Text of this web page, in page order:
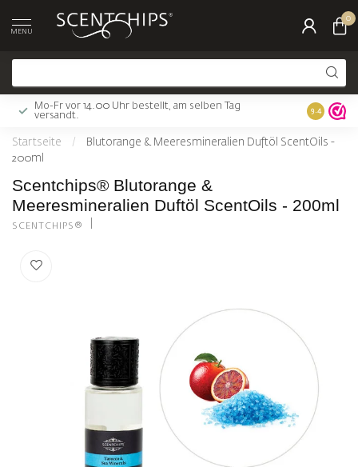
MENU
0
Mo-Fr vor 14.00 Uhr bestellt, am selben Tag
versandt.
Gratis
9.4
Startseite /
Blutorange & Meeresmineralien Duftöl ScentOils -
200ml
Scentchips® Blutorange &
Meeresmineralien Duftöl ScentOils - 200ml
SCENTCHIPS®